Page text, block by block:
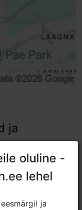
ja
oluline -
lehel
ja
oluline -
lehel
ja